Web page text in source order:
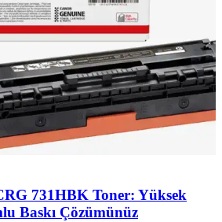
731HBK Toner: Yüksek
Baskı Çözümünüz